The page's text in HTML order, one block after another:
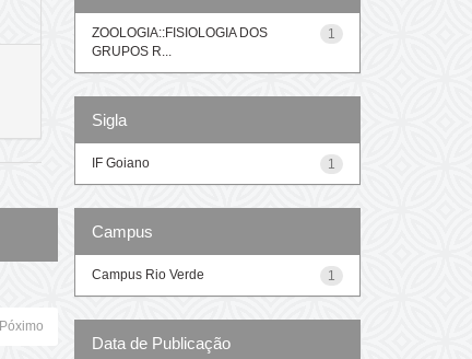
Póximo
1
ZOOLOGIA::FISIOLOGIA DOS
GRUPOS R...
Sigla
1
IF Goiano
Campus
1
Campus Rio Verde
Data de Publicação